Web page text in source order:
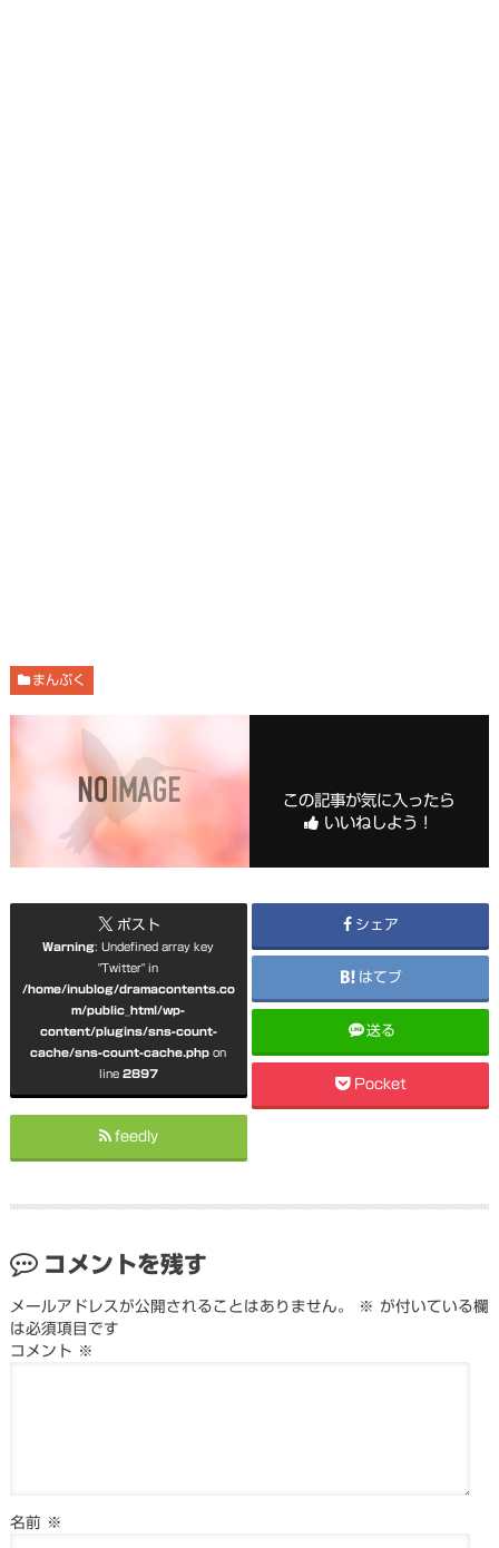
まんぷく
この記事が気に入ったら
いいねしよう！
ポスト
Warning: Undefined array key
"Twitter" in
/home/inublog/dramacontents.co
m/public_html/wp-
content/plugins/sns-count-
cache/sns-count-cache.php on
line 2897
シェア
はてブ
送る
Pocket
feedly
コメントを残す
メールアドレスが公開されることはありません。 ※ が付いている欄
は必須項目です
コメント ※
名前 ※